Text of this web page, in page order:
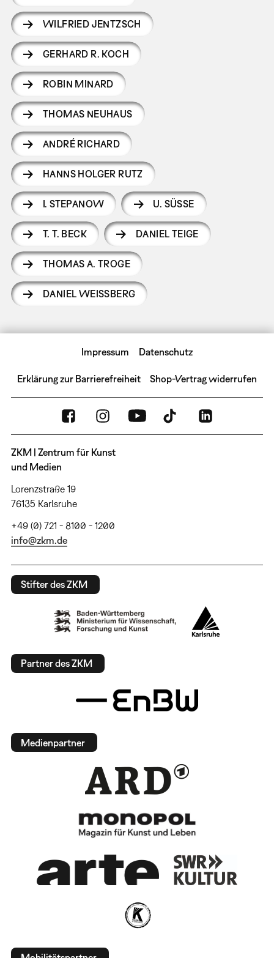
WILFRIED JENTZSCH
GERHARD R. KOCH
ROBIN MINARD
THOMAS NEUHAUS
ANDRÉ RICHARD
HANNS HOLGER RUTZ
I. STEPANOW U. SÜSSE
T. T. BECK DANIEL TEIGE
THOMAS A. TROGE
DANIEL WEISSBERG
Impressum Datenschutz
Erklärung zur Barrierefreiheit Shop-Vertrag widerrufen
ZKM | Zentrum für Kunst
und Medien
Lorenzstraße 19
76135 Karlsruhe
+49 (0) 721 - 8100 - 1200
info@zkm.de
Stifter des ZKM
Partner des ZKM
Medienpartner